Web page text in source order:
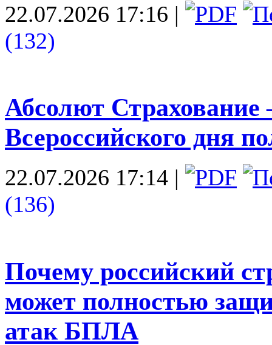
22.07.2026 17:16 |
(132)
Абсолют
Всероссийского дня
22.07.2026 17:14 |
(136)
Почему российский
может полностью
атак БПЛА